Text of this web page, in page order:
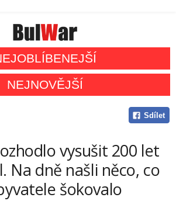
NEJNOVĚJŠÍ
Sdílet
vysušit 200 let
Na dně našli něco, co
šokovalo